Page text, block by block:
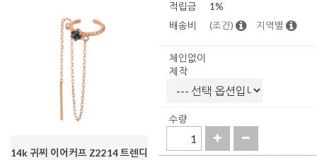
14k 귀찌 이어커프 Z2214 트렌디
적립금
1%
배송비
(조건) 지역별
체인없이
제작
수량